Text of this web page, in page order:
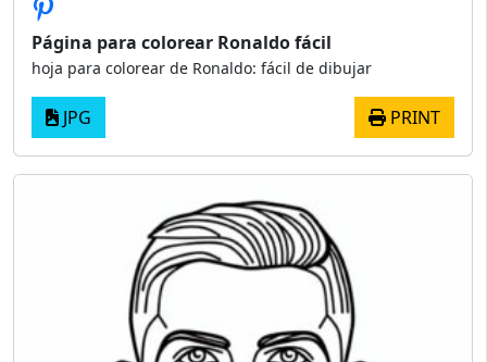
Página para colorear Ronaldo fácil
hoja para colorear de Ronaldo: fácil de dibujar
JPG PRINT